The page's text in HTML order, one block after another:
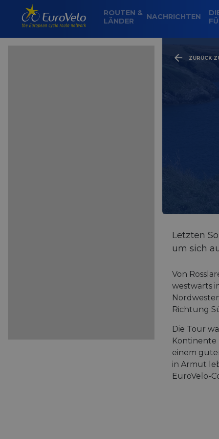
ROUTEN &
LÄNDER
NACHRICHTEN
ZURÜCK
Letzten
um sich
Von
westwärts
Richtung
Die Tour
Kontinente
einem
in Armut
EuroVelo-